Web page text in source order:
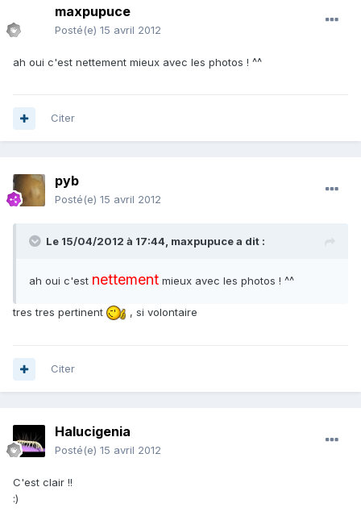
maxpupuce
Posté(e) 15 avril 2012
ah oui c'est nettement mieux avec les photos ! ^^
Citer
pyb
Posté(e) 15 avril 2012
Le 15/04/2012 à 17:44, maxpupuce a dit :
ah oui c'est nettement mieux avec les photos ! ^^
tres tres pertinent , si volontaire
Citer
Halucigenia
Posté(e) 15 avril 2012
C'est clair !!
:)